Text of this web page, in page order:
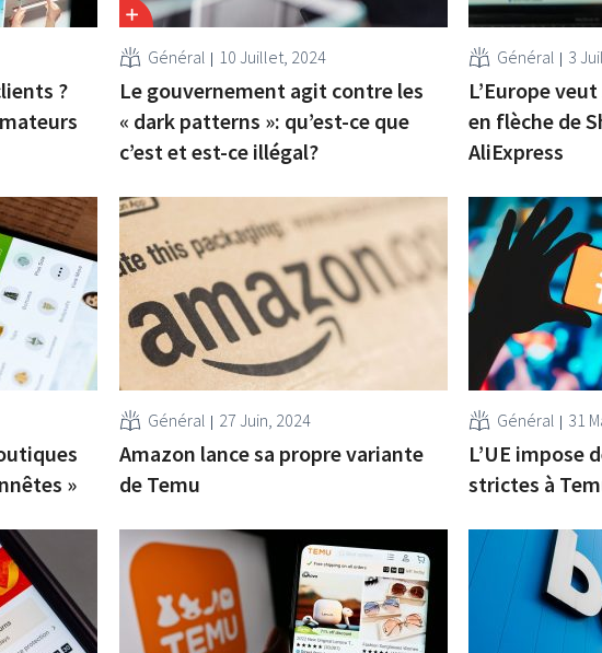
?
Général 10 Juillet, 2024
Le gouvernement agit contre les
« dark patterns »: qu’est-ce que
c’est et est-ce illégal?
Général 3
L’Europe
en flèche de
AliExpress
»
Général 27 Juin, 2024
Amazon lance sa propre variante
de Temu
Général 31
L’UE impose
strictes à